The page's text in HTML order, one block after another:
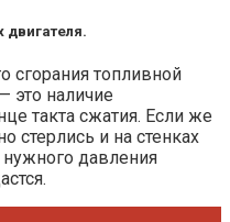
двигателя.
сгорания топливной
это наличие
такта сжатия. Если же
стерлись и на стенках
давления